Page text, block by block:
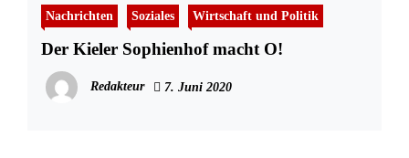
Nachrichten Soziales Wirtschaft und Politik
Der Kieler Sophienhof macht O!
Redakteur 7. Juni 2020